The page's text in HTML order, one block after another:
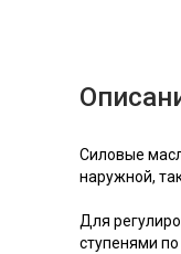
Силовые
наружной,
Для
ступенями